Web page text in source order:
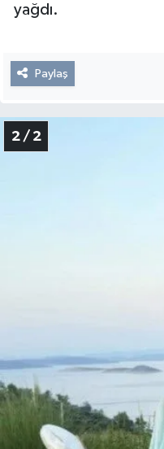
yağdı.
Paylaş
2 / 2